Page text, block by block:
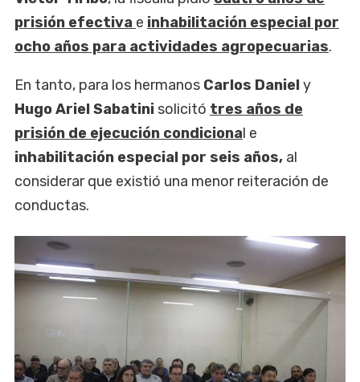
prisión efectiva e inhabilitación especial por
ocho años para actividades agropecuarias.
En tanto, para los hermanos Carlos Daniely
Hugo Ariel Sabatini solicitó tres años de
prisión de ejecución condicional e
inhabilitación especial por seis años, al
considerar que existió una menor reiteración de
conductas.